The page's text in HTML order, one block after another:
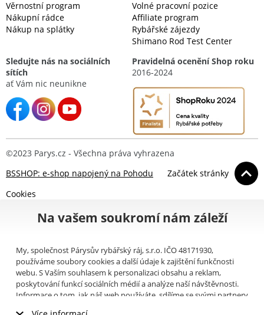
Věrnostní program
Nákupní rádce
Nákup na splátky
Volné pracovní pozice
Affiliate program
Rybářské zájezdy
Shimano Rod Test Center
Sledujte nás na sociálních
sítích
ať Vám nic neunikne
Pravidelná ocenění Shop roku
2016-2024
©2023 Parys.cz - Všechna práva vyhrazena
BSSHOP: e-shop napojený na Pohodu
Začátek stránky
Cookies
Na vašem soukromí nám záleží
My, společnost Párysův rybářský ráj, s.r.o. IČO 48171930,
používáme soubory cookies a další údaje k zajištění funkčnosti
webu. S Vaším souhlasem k personalizaci obsahu a reklam,
poskytování funkcí sociálních médií a analýze naší návštěvnosti.
Informace o tom, jak náš web používáte, sdílíme se svými partnery